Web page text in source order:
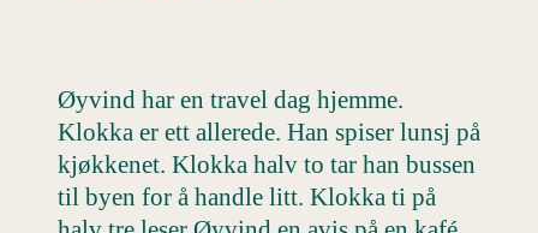
Øyvind har en travel dag hjemme.
Klokka er ett allerede. Han spiser lunsj på
kjøkkenet. Klokka halv to tar han bussen
til byen for å handle litt. Klokka ti på